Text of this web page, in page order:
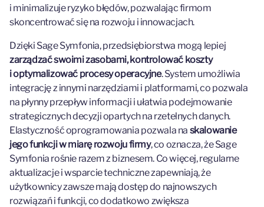
i minimalizuje ryzyko błędów, pozwalając firmom
skoncentrować się na rozwoju i innowacjach.
Dzięki Sage Symfonia, przedsiębiorstwa mogą lepiej
zarządzać swoimi zasobami, kontrolować koszty
i optymalizować procesy operacyjne. System umożliwia
integrację z innymi narzędziami i platformami, co pozwala
na płynny przepływ informacji i ułatwia podejmowanie
strategicznych decyzji opartych na rzetelnych danych.
Elastyczność oprogramowania pozwala na skalowanie
jego funkcji w miarę rozwoju firmy, co oznacza, że Sage
Symfonia rośnie razem z biznesem. Co więcej, regularne
aktualizacje i wsparcie techniczne zapewniają, że
użytkownicy zawsze mają dostęp do najnowszych
rozwiązań i funkcji, co dodatkowo zwiększa